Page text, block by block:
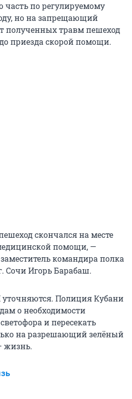
часть по регулируемому
но на запрещающий
полученных травм пешеход
приезда скорой помощи.
скончался на месте
помощи, —
командира полка
Игорь Барабаш.
уточняются. Полиция Кубани
о необходимости
и пересекать
на разрешающий зелёный
жизнь.